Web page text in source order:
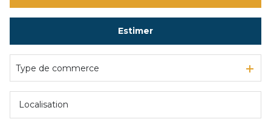
De l'immo pro
De l'immo pro
Estimer
Type de commerce